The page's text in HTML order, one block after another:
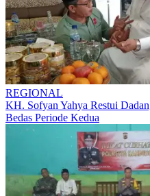
REGIONAL
KH. Sofyan Yahya Restui
Bedas Periode Kedua